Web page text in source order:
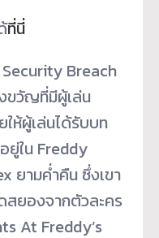
ที่นี่
Breach
ขวัญที่มีผู้เล่น
ให้ผู้เล่นได้รับบท
ยู่ใน Freddy
ยามค่ำคืน ซึ่งเขา
ยองจากตัวละคร
At Freddy’s